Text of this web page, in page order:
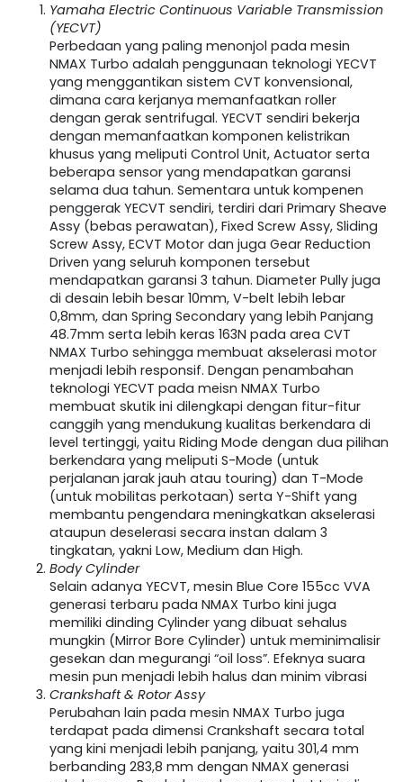
Yamaha Electric Continuous Variable Transmission
(YECVT)
Perbedaan yang paling menonjol pada mesin
NMAX Turbo adalah penggunaan teknologi YECVT
yang menggantikan sistem CVT konvensional,
dimana cara kerjanya memanfaatkan roller
dengan gerak sentrifugal. YECVT sendiri bekerja
dengan memanfaatkan komponen kelistrikan
khusus yang meliputi Control Unit, Actuator serta
beberapa sensor yang mendapatkan garansi
selama dua tahun. Sementara untuk kompenen
penggerak YECVT sendiri, terdiri dari Primary Sheave
Assy (bebas perawatan), Fixed Screw Assy, Sliding
Screw Assy, ECVT Motor dan juga Gear Reduction
Driven yang seluruh komponen tersebut
mendapatkan garansi 3 tahun. Diameter Pully juga
di desain lebih besar 10mm, V-belt lebih lebar
0,8mm, dan Spring Secondary yang lebih Panjang
48.7mm serta lebih keras 163N pada area CVT
NMAX Turbo sehingga membuat akselerasi motor
menjadi lebih responsif. Dengan penambahan
teknologi YECVT pada meisn NMAX Turbo
membuat skutik ini dilengkapi dengan fitur-fitur
canggih yang mendukung kualitas berkendara di
level tertinggi, yaitu Riding Mode dengan dua pilihan
berkendara yang meliputi S-Mode (untuk
perjalanan jarak jauh atau touring) dan T-Mode
(untuk mobilitas perkotaan) serta Y-Shift yang
membantu pengendara meningkatkan akselerasi
ataupun deselerasi secara instan dalam 3
tingkatan, yakni Low, Medium dan High.
Body Cylinder
Selain adanya YECVT, mesin Blue Core 155cc VVA
generasi terbaru pada NMAX Turbo kini juga
memiliki dinding Cylinder yang dibuat sehalus
mungkin (Mirror Bore Cylinder) untuk meminimalisir
gesekan dan megurangi “oil loss”. Efeknya suara
mesin pun menjadi lebih halus dan minim vibrasi
Crankshaft & Rotor Assy
Perubahan lain pada mesin NMAX Turbo juga
terdapat pada dimensi Crankshaft secara total
yang kini menjadi lebih panjang, yaitu 301,4 mm
berbanding 283,8 mm dengan NMAX generasi